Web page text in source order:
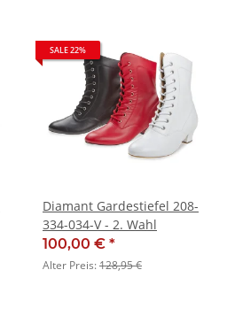
SALE 22%
Diamant Gardestiefel 208-
334-034-V - 2. Wahl
100,00 € *
Alter Preis:128,95 €